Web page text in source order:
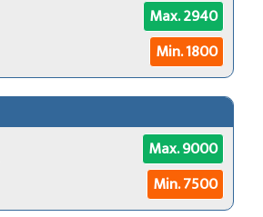
Max. 2940
Min. 1800
Max. 9000
Min. 7500